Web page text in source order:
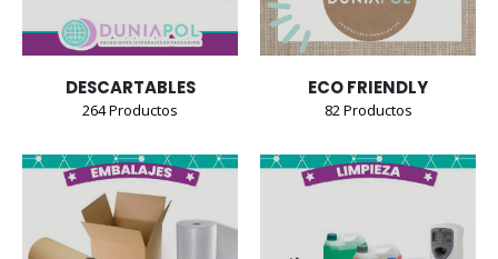
DESCARTABLES
264Productos
ECO FRIENDLY
82Productos